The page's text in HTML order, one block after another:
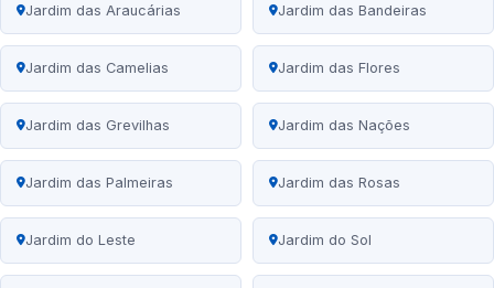
Jardim das Araucárias Jardim das Bandeiras
Jardim das Camelias Jardim das Flores
Jardim das Grevilhas Jardim das Nações
Jardim das Palmeiras Jardim das Rosas
Jardim do Leste Jardim do Sol